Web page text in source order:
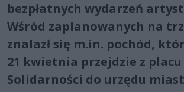
bezpłatnych wydarzeń
Wśród zaplanowanych na
znalazł się m.in. pochód,
21 kwietnia przejdzie z placu
Solidarności do urzędu